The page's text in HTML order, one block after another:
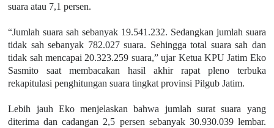
suara atau 7,1 persen.
“Jumlah suara sah sebanyak 19.541.232. Sedangkan jumlah suara
tidak sah sebanyak 782.027 suara. Sehingga total suara sah dan
tidak sah mencapai 20.323.259 suara,” ujar Ketua KPU Jatim Eko
Sasmito saat membacakan hasil akhir rapat pleno terbuka
rekapitulasi penghitungan suara tingkat provinsi Pilgub Jatim.
Lebih jauh Eko menjelaskan bahwa jumlah surat suara yang
diterima dan cadangan 2,5 persen sebanyak 30.930.039 lembar.